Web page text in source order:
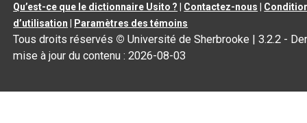
Qu’est-ce que le dictionnaire Usito ? Contactez-nous
d’utilisation
Paramètres des témoins
Tous droits réservés © Université de Sherbrooke |3.2.2 -
mise à jour du contenu :2026-08-03